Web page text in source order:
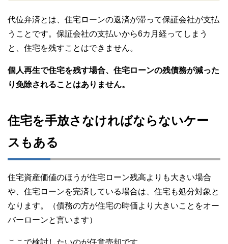
代位弁済とは、住宅ローンの返済が滞って保証会社が支払
うことです。保証会社の支払いから6カ月経ってしまう
と、住宅を残すことはできません。
個人再生で住宅を残す場合、住宅ローンの残債務が減った
り免除されることはありません。
住宅を手放さなければならないケー
スもある
住宅資産価値のほうが住宅ローン残高よりも大きい場合
や、住宅ローンを完済している場合は、住宅も処分対象と
なります。（債務の方が住宅の時価より大きいことをオー
バーローンと言います）
ここで検討したいのが任意売却です。